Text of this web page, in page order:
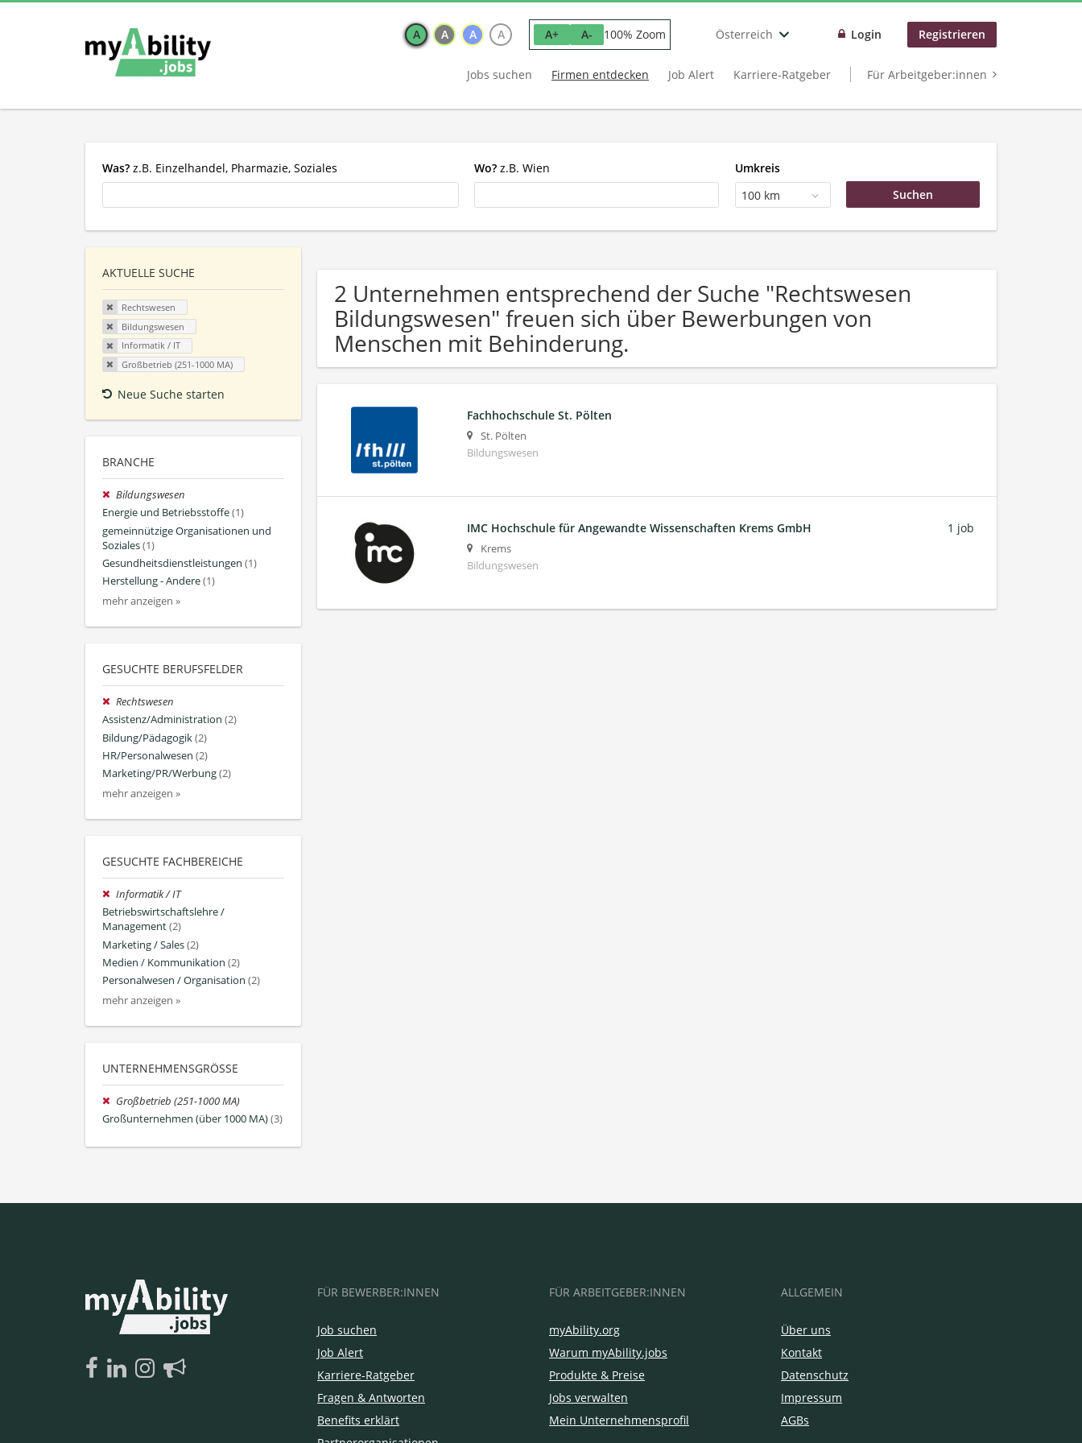
A A A A A+ A- 100% Zoom Österreich Login Registrieren
Jobs suchen Firmen entdecken Job Alert Karriere-Ratgeber Für Arbeitgeber:innen
Was? z.B. Einzelhandel, Pharmazie, Soziales Wo? z.B. Wien
Umkreis
100 km
AKTUELLE SUCHE
Rechtswesen
Bildungswesen
Informatik / IT
Großbetrieb (251-1000 MA)
Neue Suche starten
BRANCHE
Bildungswesen
Energie und Betriebsstoffe(1)
gemeinnützige Organisationen und
Soziales(1)
Gesundheitsdienstleistungen (1)
Herstellung - Andere(1)
mehr anzeigen »
GESUCHTE BERUFSFELDER
Rechtswesen
Assistenz/Administration (2)
Bildung/Pädagogik(2)
HR/Personalwesen (2)
Marketing/PR/Werbung(2)
mehr anzeigen »
GESUCHTE FACHBEREICHE
Informatik / IT
Betriebswirtschaftslehre /
Management(2)
Marketing / Sales(2)
Medien / Kommunikation (2)
Personalwesen / Organisation (2)
mehr anzeigen »
UNTERNEHMENSGRÖSSE
Großbetrieb (251-1000 MA)
Großunternehmen (über 1000 MA)(3)
2 Unternehmen entsprechend der Suche "Rechtswesen
Bildungswesen" freuen sich über Bewerbungen von
Menschen mit Behinderung.
Fachhochschule St. Pölten
St. Pölten
Bildungswesen
IMC Hochschule für Angewandte Wissenschaften Krems GmbH
Krems
Bildungswesen
1 job
FÜR BEWERBER:INNEN
Job suchen
Job Alert
Karriere-Ratgeber
Fragen & Antworten
Benefits erklärt
FÜR ARBEITGEBER:INNEN
myAbility.org
Warum myAbility.jobs
Produkte & Preise
Jobs verwalten
Mein Unternehmensprofil
ALLGEMEIN
Über uns
Kontakt
Datenschutz
Impressum
AGBs